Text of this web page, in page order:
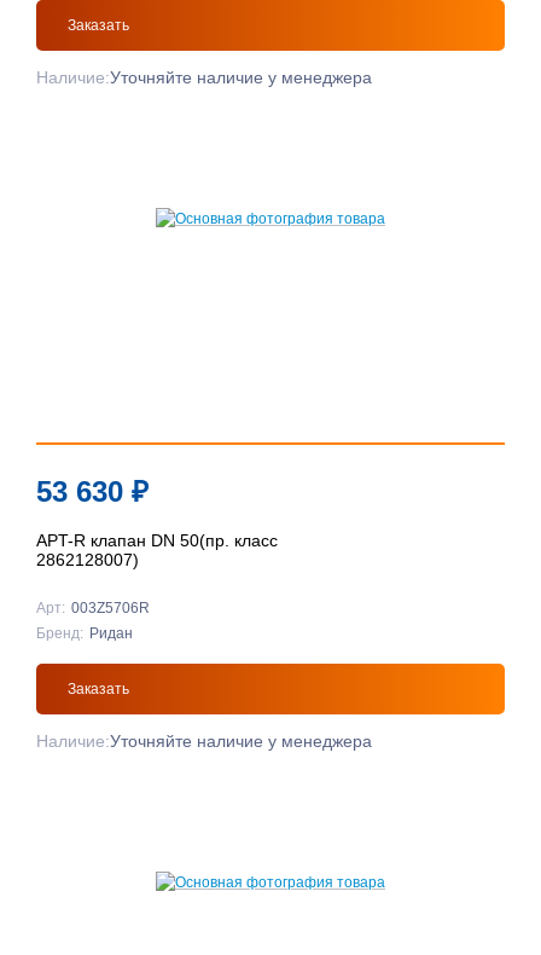
Заказать
Наличие:Уточняйте наличие у менеджера
53 630 ₽
APT-R клапан DN 50(пр. класс
2862128007)
Арт: 003Z5706R
Бренд: Ридан
Заказать
Наличие:Уточняйте наличие у менеджера